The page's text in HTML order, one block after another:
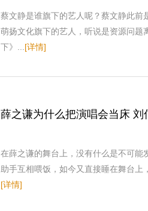
蔡文静是谁旗下的艺人呢？蔡文静此前
萌扬文化旗下的艺人，听说是资源问题
下》... [详情]
薛之谦为什么把演唱会当床
在薛之谦的舞台上，没有什么是不可能
助手互相喂饭，如今又直接睡在舞台上
[详情]